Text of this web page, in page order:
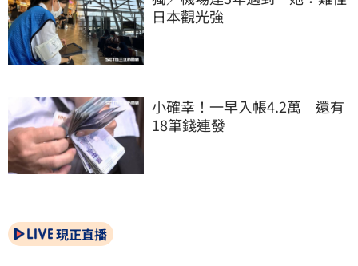
日本觀光強
小確幸！一早入帳4.2萬　還有
18筆錢連發
現正直播